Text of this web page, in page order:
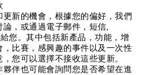
新的機會，根據您的偏好，我們
，或通過電子郵件，短信,
您。其中包括新產品，功能，增
比賽，感興趣的事件以及一次性
您可以選擇不接收這些更新。
伴也可能會詢問您是否希望在進